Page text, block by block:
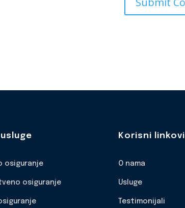
osiguranje
osiguranje
Korisni linkovi
O nama
Usluge
Testimonijali